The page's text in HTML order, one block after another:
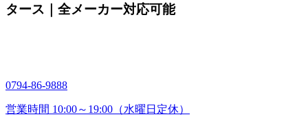
タース｜全メーカー対応可能
0794-86-9888
営業時間 10:00～19:00（水曜日定休）